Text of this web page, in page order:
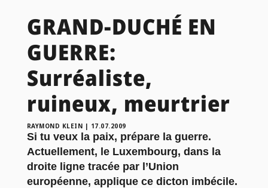
GRAND-DUCHÉ EN
GUERRE:
Surréaliste,
ruineux, meurtrier
RAYMOND KLEIN | 17.07.2009
Si tu veux la paix, prépare la guerre.
Actuellement, le Luxembourg, dans la
droite ligne tracée par l’Union
européenne, applique ce dicton imbécile.